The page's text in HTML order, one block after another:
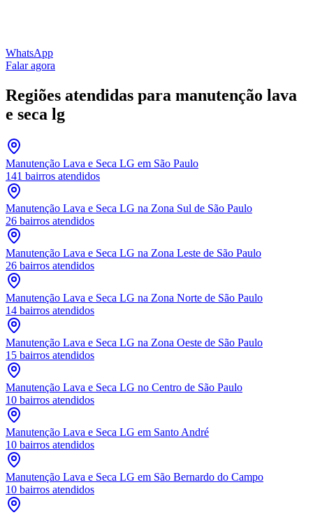
WhatsApp
Falar agora
Regiões atendidas para manutenção lava
e seca lg
Manutenção Lava e Seca LG em São Paulo
141 bairros atendidos
Manutenção Lava e Seca LG na Zona Sul de São Paulo
26 bairros atendidos
Manutenção Lava e Seca LG na Zona Leste de São Paulo
26 bairros atendidos
Manutenção Lava e Seca LG na Zona Norte de São Paulo
14 bairros atendidos
Manutenção Lava e Seca LG na Zona Oeste de São Paulo
15 bairros atendidos
Manutenção Lava e Seca LG no Centro de São Paulo
10 bairros atendidos
Manutenção Lava e Seca LG em Santo André
10 bairros atendidos
Manutenção Lava e Seca LG em São Bernardo do Campo
10 bairros atendidos